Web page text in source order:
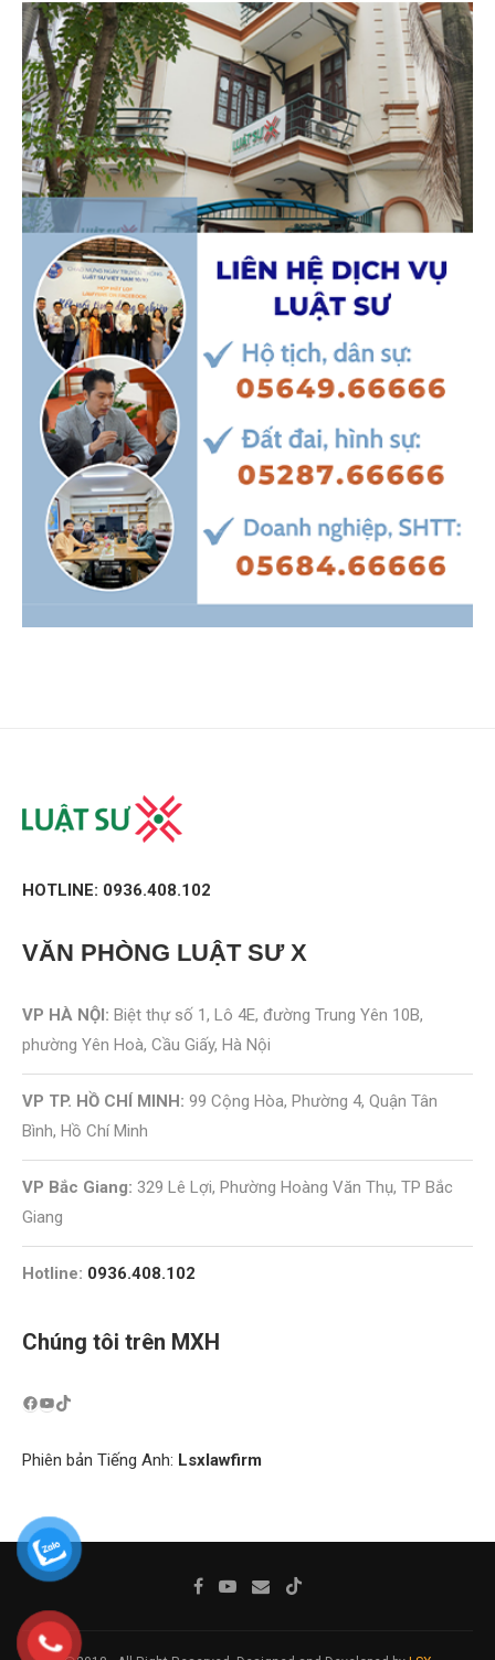
HOTLINE: 0936.408.102
VĂN PHÒNG LUẬT SƯ X
VP HÀ NỘI: Biệt thự số 1, Lô 4E, đường Trung Yên 10B,
phường Yên Hoà, Cầu Giấy, Hà Nội
VP TP. HỒ CHÍ MINH: 99 Cộng Hòa, Phường 4, Quận Tân
Bình, Hồ Chí Minh
VP Bắc Giang: 329 Lê Lợi, Phường Hoàng Văn Thụ, TP Bắc
Giang
Hotline: 0936.408.102
Chúng tôi trên MXH
Phiên bản Tiếng Anh: Lsxlawfirm